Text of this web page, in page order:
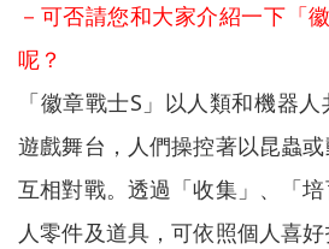
－可否請您和大家介紹一下「
呢？
「徽章戰士S」以人類和機器
遊戲舞台，人們操控著以昆蟲
互相對戰。透過「收集」、「
人零件及道具，可依照個人喜